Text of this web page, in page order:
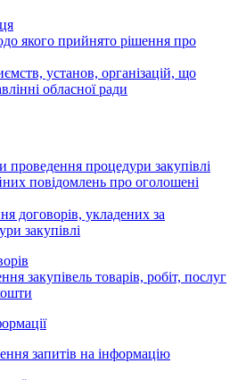
якого прийнято рішення про
установ, організацій, що
обласної ради
проведення процедури закупівлі
повідомлень про оголошені
договорів, укладених за
закупівлі
закупівель товарів, робіт, послуг
запитів на інформацію